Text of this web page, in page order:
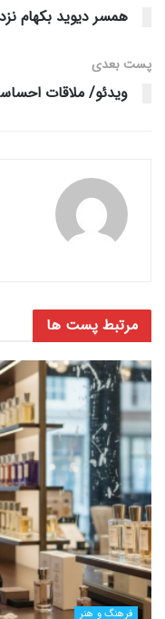
همسر دیوید بکهام
پست‌ بعدی
ویدئو/ ملاقات احساسی
مرتبط پست ها
فرهنگ و هنر